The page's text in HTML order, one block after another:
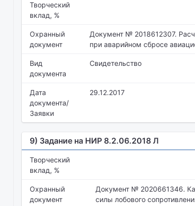
Творческий
вклад, %
Охранный
документ
Документ № 2018612307.
при аварийном сбросе
Вид
документа
Свидетельство
Дата
документа/
Заявки
29.12.2017
9) Задание на НИР 8.2.06.2018 Л
Творческий
вклад, %
Охранный
документ
Документ № 2020661346.
силы лобового